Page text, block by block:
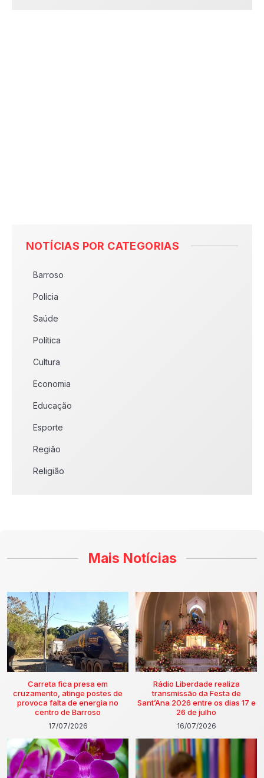
NOTÍCIAS POR CATEGORIAS
Barroso
Polícia
Saúde
Política
Cultura
Economia
Educação
Esporte
Região
Religião
Mais Notícias
Carreta fica presa em
cruzamento, atinge postes de
provoca falta de energia no
centro de Barroso
17/07/2026
Rádio Liberdade realiza
transmissão da Festa de
Sant’Ana 2026 entre os dias 17 e
26 de julho
16/07/2026